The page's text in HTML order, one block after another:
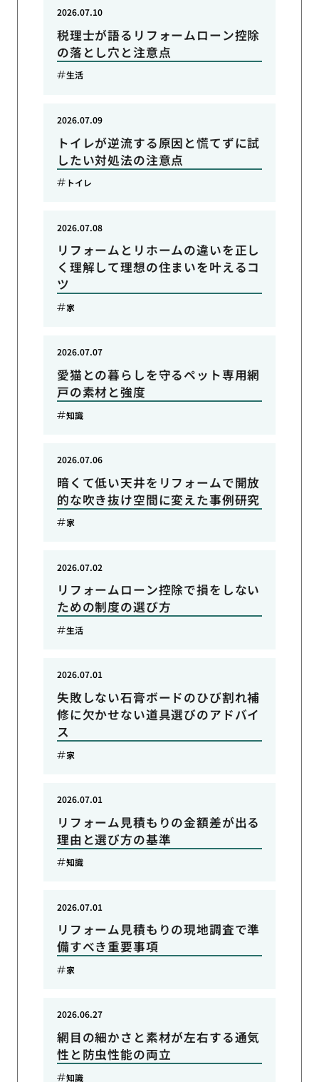
税理士が語るリフォームローン控除
の落とし穴と注意点
2026.07.10
生活
トイレが逆流する原因と慌てずに試
したい対処法の注意点
2026.07.09
トイレ
リフォームとリホームの違いを正し
く理解して理想の住まいを叶えるコ
ツ
2026.07.08
家
愛猫との暮らしを守るペット専用網
戸の素材と強度
2026.07.07
知識
暗くて低い天井をリフォームで開放
的な吹き抜け空間に変えた事例研究
2026.07.06
家
リフォームローン控除で損をしない
ための制度の選び方
2026.07.02
生活
失敗しない石膏ボードのひび割れ補
修に欠かせない道具選びのアドバイ
ス
2026.07.01
家
リフォーム見積もりの金額差が出る
理由と選び方の基準
2026.07.01
知識
リフォーム見積もりの現地調査で準
備すべき重要事項
2026.07.01
家
網目の細かさと素材が左右する通気
性と防虫性能の両立
2026.06.27
知識